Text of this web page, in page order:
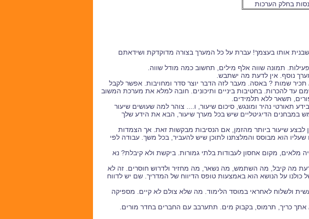
בחלק הערכות
אותו בעצמך! עברת על כל המערך בצורה מדוקדקת ושידאתם
תכיר שמות ? באסה. מעבר לזה הדבר יוצר סדר ומחויבות. אפשר לקבל
עד להכרות. בחטיבות ביניים ותיכונים. חובה למלא את מערכת המשוב
תשאר ללא תלמידים.
בידע תאורטי נהיר ומונגש, סיכום שיעור, ו.... צוהר למה שעושים שיעור
במבחנים הדיגיטליים שיש בכל מערך שיעור, הבא את הידע שלך
לבצע שיעור ביותר מהזמן, אם הנסיבות מבקשות זאת. אך הצמדות
הוא מבוסס והמלצתנו לתוכן שיש להעביר, בכל משך. עבודה לפי
מלאים, מקום אחסון לעבודות בלתי גמורות. ביקשת ולא קיבלת? נא
מה קיבל, מה השתמש, מה נשאר, מה מחזיר ולדרוש חוסרים. זה לא
על הנושא הוא באמצעות טופס הדיווח של המדריך. שם יש לדווח
ולשלוח לאחראי במוסד הלימוד. מה שלא צולם לא קיים. מספיקה
אתך כריך, תרמוס, בקבוק מים. תתערבב עם החברים בחדר מורים.